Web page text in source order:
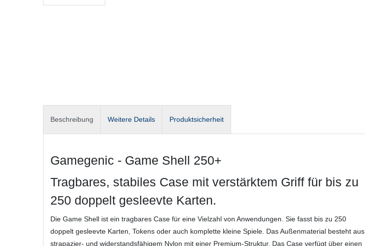
Beschreibung Weitere Details Produktsicherheit
Gamegenic - Game Shell 250+
Tragbares, stabiles Case mit verstärktem Griff für bis zu
250 doppelt gesleevte Karten.
Die Game Shell ist ein tragbares Case für eine Vielzahl von Anwendungen. Sie fasst bis zu 250
doppelt gesleevte Karten, Tokens oder auch komplette kleine Spiele. Das Außenmaterial besteht aus
strapazier- und widerstandsfähigem Nylon mit einer Premium-Struktur. Das Case verfügt über einen